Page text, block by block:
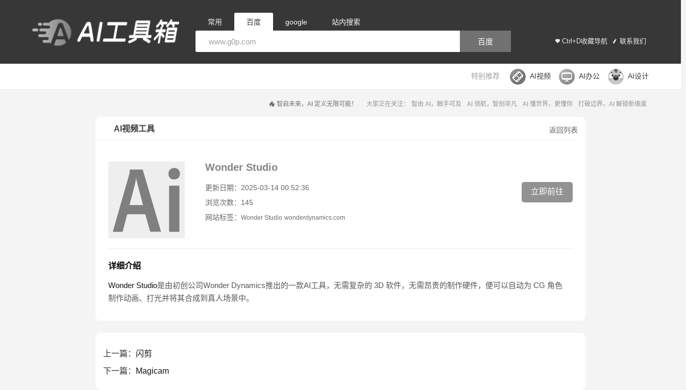
常用 百度 google 站内搜索
Ctrl+D收藏导航 联系我们
百度
特别推荐 AI视频 AI办公 AI设计
大家正在关注： 智由 AI，触手可及 AI 领航，智创非凡 AI 懂世界，更懂你 打破边界，AI 解锁新维度
智启未来，AI 定义无限可能！
返回列表
AI视频工具
Wonder Studio
更新日期：2025-03-14 00:52:36
浏览次数：145
网站标签： Wonder Studio wonderdynamics.com
立即前往
详细介绍
Wonder Studio是由初创公司Wonder Dynamics推出的一款AI工具，无需复杂的 3D 软件，无需昂贵的制作硬件，便可以自动为 CG 角色
制作动画、打光并将其合成到真人场景中。
上一篇： 闪剪
下一篇：
Magicam